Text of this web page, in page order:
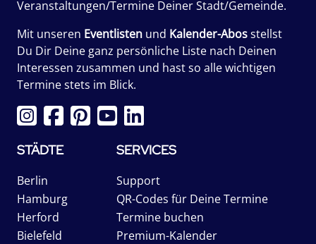
Veranstaltungen/Termine Deiner Stadt/Gemeinde.
Mit unseren Eventlisten und Kalender-Abosstellst
Du Dir Deine ganz persönliche Liste nach Deinen
Interessen zusammen und hast so alle wichtigen
Termine stets im Blick.
STÄDTE
Berlin
Hamburg
Herford
Bielefeld
SERVICES
Support
QR-Codes für Deine Termine
Termine buchen
Premium-Kalender